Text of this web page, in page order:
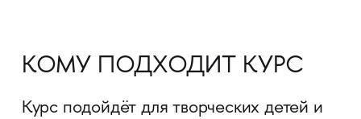
КОМУ ПОДХОДИТ КУРС
Курс подойдёт для творческих детей и